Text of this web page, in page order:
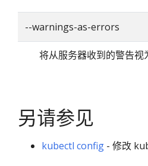
--warnings-as-errors
将从服务器收到的警告
另请参见
kubectl config - 修改